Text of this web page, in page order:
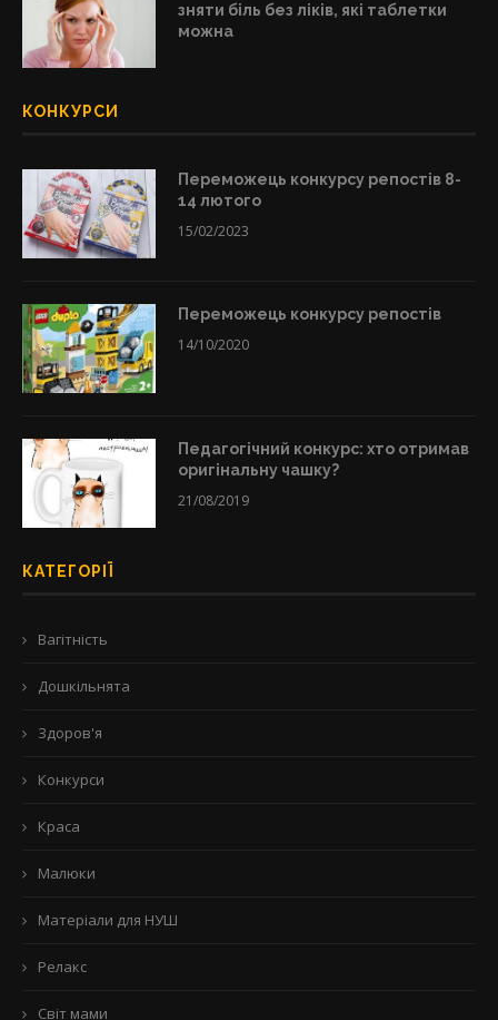
зняти біль без ліків, які таблетки
можна
КОНКУРСИ
Переможець конкурсу репостів 8-
14 лютого
15/02/2023
Переможець конкурсу репостів
14/10/2020
Педагогічний конкурс: хто отримав
оригінальну чашку?
21/08/2019
КАТЕГОРІЇ
Вагітність
Дошкільнята
Здоров'я
Конкурси
Краса
Малюки
Матеріали для НУШ
Релакс
Світ мами